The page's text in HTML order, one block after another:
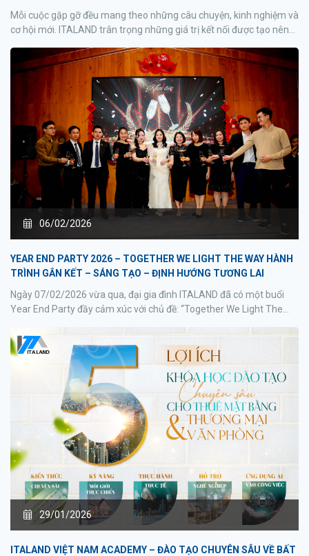
Mỗi cuộc gặp gỡ đều mang theo những câu chuyện, kinh nghiệm và
cơ hội mới. ITALAND trân trọng những giá trị kết nối được tạo nên
trên chặng đường sự nghiệp phía trước.
06/02/2026
YEAR END PARTY 2026 – TOGETHER WE LIGHT THE WAY HÀNH
TRÌNH GẮN KẾT – SÁNG TẠO – ĐỊNH HƯỚNG TƯƠNG LAI
Ngày 07/02/2026 vừa qua, đại gia đình ITALAND đã có một buổi
Year End Party đầy cảm xúc với chủ đề: “Together We Light The
29/01/2026
ITALAND VIỆT NAM ACADEMY – ĐÀO TẠO CHUYÊN SÂU VỀ BẤT